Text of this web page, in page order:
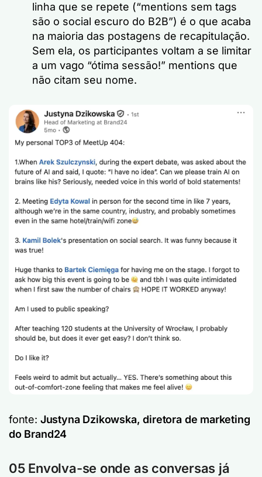
linha que se repete (“mentions sem tags
são o social escuro do B2B”) é o que acaba
na maioria das postagens de recapitulação.
Sem ela, os participantes voltam a se limitar
a um vago “ótima sessão!” mentions que
não citam seu nome.
fonte: Justyna Dzikowska, diretora de marketing
do Brand24
05 Envolva-se onde as conversas já